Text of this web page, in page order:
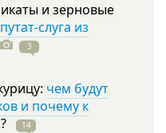
и зерновые
слуга из
3
чем будут
и почему к
? 14